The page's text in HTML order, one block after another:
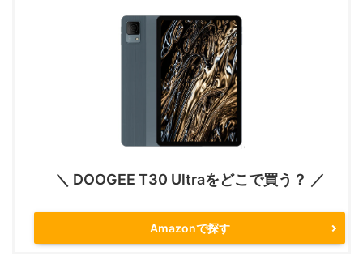
＼ DOOGEE T30 Ultraをどこで買う？ ／
Amazonで探す